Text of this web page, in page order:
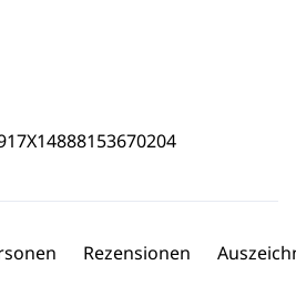
Rezensionen